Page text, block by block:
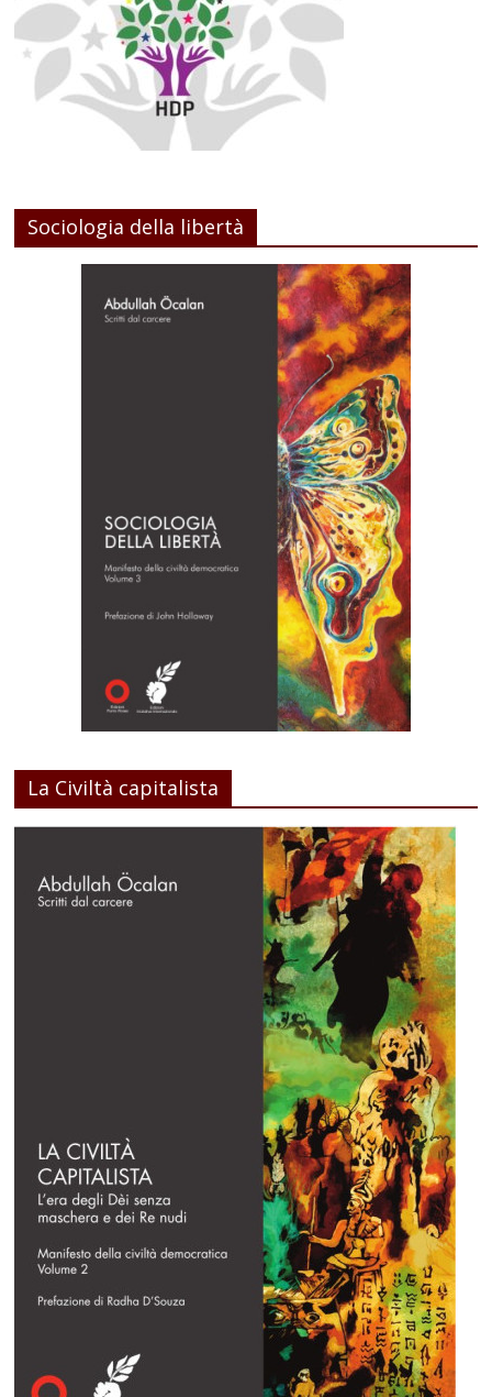
Sociologia della libertà
La Civiltà capitalista